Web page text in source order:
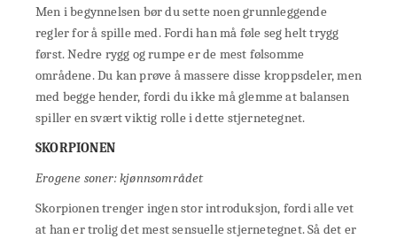
Men i begynnelsen bør du sette noen grunnleggende
regler for å spille med. Fordi han må føle seg helt trygg
først. Nedre rygg og rumpe er de mest følsomme
områdene. Du kan prøve å massere disse kroppsdeler, men
med begge hender, fordi du ikke må glemme at balansen
spiller en svært viktig rolle i dette stjernetegnet.
SKORPIONEN
Erogene soner: kjønnsområdet
Skorpionen trenger ingen stor introduksjon, fordi alle vet
at han er trolig det mest sensuelle stjernetegnet. Så det er